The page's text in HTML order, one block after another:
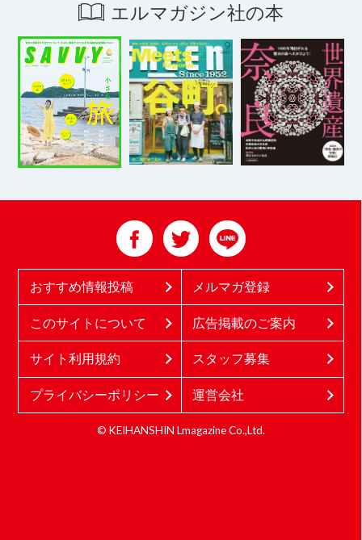
エルマガジン社の本
おすすめ情報投稿 メルマガ登録
このサイトについて 広告掲載のご案内
サイト利用規約 スタッフ募集
プライバシーポリシー 運営会社
© KEIHANSHIN Lmagazine Co.,Ltd.